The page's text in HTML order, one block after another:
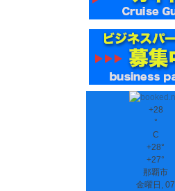
+28
°
C
+28°
+27°
那覇市
金曜日, 07